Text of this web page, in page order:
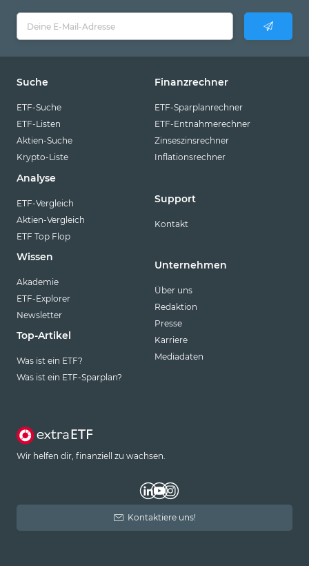
Suche
ETF-Suche
ETF-Listen
Aktien-Suche
Krypto-Liste
Analyse
ETF-Vergleich
Aktien-Vergleich
ETF Top Flop
Wissen
Akademie
ETF-Explorer
Newsletter
Top-Artikel
Was ist ein ETF?
Was ist ein ETF-Sparplan?
Finanzrechner
ETF-Sparplanrechner
ETF-Entnahmerechner
Zinseszinsrechner
Inflationsrechner
Support
Kontakt
Unternehmen
Über uns
Redaktion
Presse
Karriere
Mediadaten
Wir helfen dir, finanziell zu wachsen.
Kontaktiere uns!